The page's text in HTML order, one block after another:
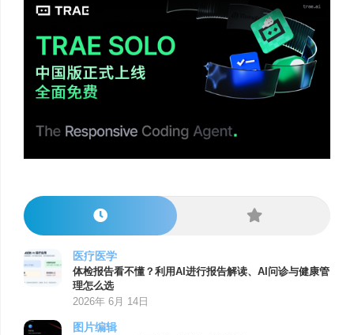
医疗医学
体检报告看不懂？利用AI进行报告解读、AI问诊与健康管
理怎么选
2026年 6月 14日
图片编辑